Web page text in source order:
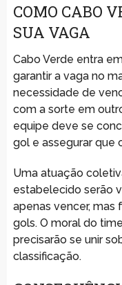
COMO CABO
SUA VAGA
Cabo Verde entra
garantir a vaga no
necessidade de
com a sorte em
equipe deve se
gol e assegurar que
Uma atuação
estabelecido serão
apenas vencer,
gols. O moral do
precisarão se unir
classificação.